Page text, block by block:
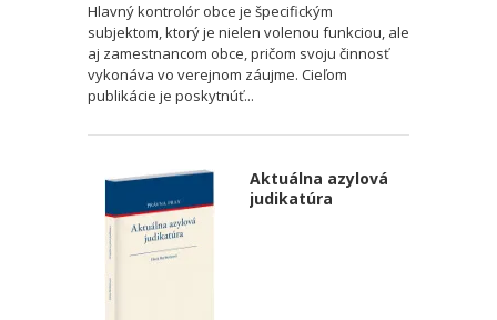
Hlavný kontrolór obce je špecifickým
subjektom, ktorý je nielen volenou funkciou, ale
aj zamestnancom obce, pričom svoju činnosť
vykonáva vo verejnom záujme. Cieľom
publikácie je poskytnúť...
Aktuálna azylová
judikatúra